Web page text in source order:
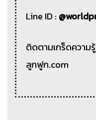
Line ID :
ติดตามเกร็ดความ
ลูกฟูก.com